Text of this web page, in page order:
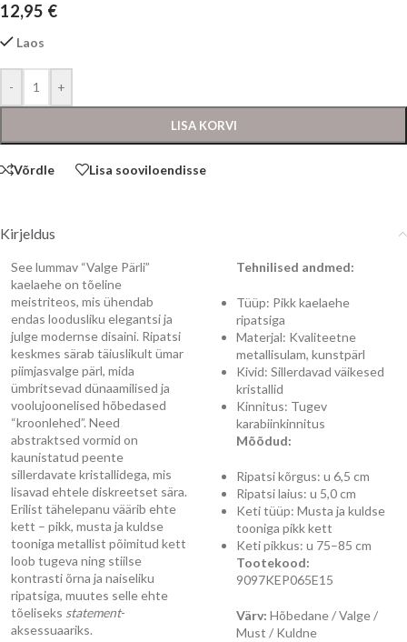
12,95 €
Laos
- +
LISA KORVI
Võrdle Lisa sooviloendisse
Kirjeldus
See lummav “Valge Pärli”
kaelaehe on tõeline
meistriteos, mis ühendab
endas loodusliku elegantsi ja
julge modernse disaini. Ripatsi
keskmes särab täiuslikult ümar
piimjasvalge pärl, mida
ümbritsevad dünaamilised ja
voolujoonelised hõbedased
“kroonlehed”. Need
abstraktsed vormid on
kaunistatud peente
sillerdavate kristallidega, mis
lisavad ehtele diskreetset sära.
Erilist tähelepanu väärib ehte
kett – pikk, musta ja kuldse
tooniga metallist põimitud kett
loob tugeva ning stiilse
kontrasti õrna ja naiseliku
ripatsiga, muutes selle ehte
tõeliseks statement-
aksessuaariks.
Tehnilised andmed:
Tüüp: Pikk kaelaehe
ripatsiga
Materjal: Kvaliteetne
metallisulam, kunstpärl
Kivid: Sillerdavad väikesed
kristallid
Kinnitus: Tugev
karabiinkinnitus
Mõõdud:
Ripatsi kõrgus: u 6,5 cm
Ripatsi laius: u 5,0 cm
Keti tüüp: Musta ja kuldse
tooniga pikk kett
Keti pikkus: u 75–85 cm
Tootekood:
9097KEP065E15
Värv: Hõbedane / Valge /
Must / Kuldne